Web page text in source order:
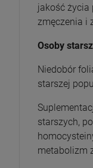
jakość życia
zmęczenia i
Osoby
Niedobór
starszej
starszych,
metabolizm